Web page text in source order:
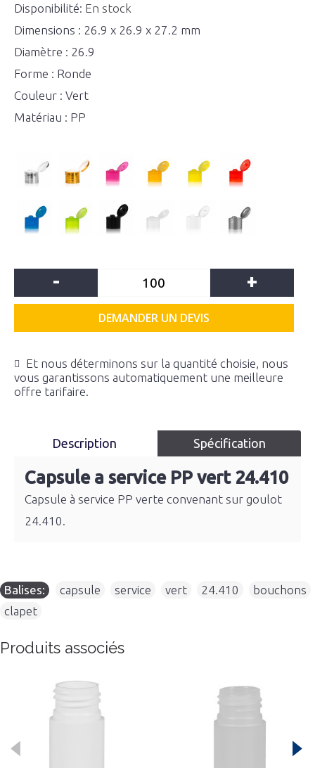
Disponibilité: En stock
Dimensions : 26.9 x 26.9 x 27.2 mm
Diamètre : 26.9
Forme : Ronde
Couleur : Vert
Matériau : PP
- +
DEMANDER UN DEVIS
Et nous déterminons sur la quantité choisie, nous
vous garantissons automatiquement une meilleure
offre tarifaire.
Description Spécification
Capsule a service PP vert 24.410
Capsule à service PP verte convenant sur goulot
24.410.
Balises: capsule service vert 24.410 bouchons
clapet
Produits associés